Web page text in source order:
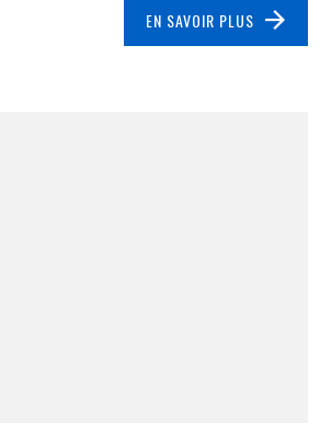
EN SAVOIR PLUS